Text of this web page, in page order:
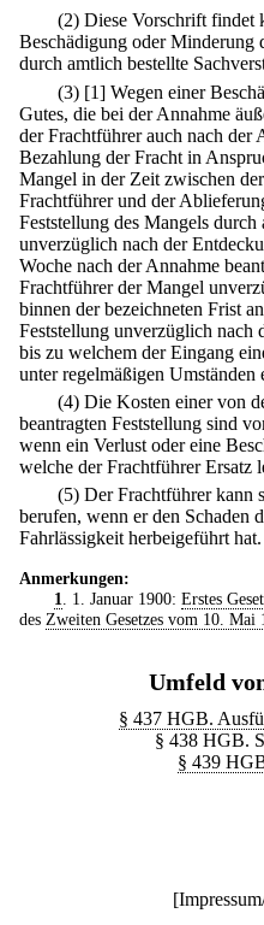
(2) Diese Vorschrift findet
Beschädigung oder Minderung
durch amtlich bestellte
(3) [1] Wegen einer
Gutes, die bei der Annahme
der Frachtführer auch nach der
Bezahlung der Fracht in
Mangel in der Zeit zwischen
Frachtführer und der
Feststellung des Mangels
unverzüglich nach der
Woche nach der Annahme
Frachtführer der Mangel
binnen der bezeichneten Frist
Feststellung unverzüglich nach
bis zu welchem der Eingang
unter regelmäßigen Umständen
(4) Die Kosten einer von
beantragten Feststellung sind
wenn ein Verlust oder eine
welche der Frachtführer Ersatz
(5) Der Frachtführer kann
berufen, wenn er den Schaden
Fahrlässigkeit herbeigeführt hat.
Anmerkungen:
1
. 1. Januar 1900: Erstes
des Zweiten Gesetzes vom 10. Mai
Umfeld
§ 437 HGB.
§ 438 HGB.
§ 439
[